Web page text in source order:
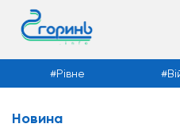
Новини
Рівне
Новина